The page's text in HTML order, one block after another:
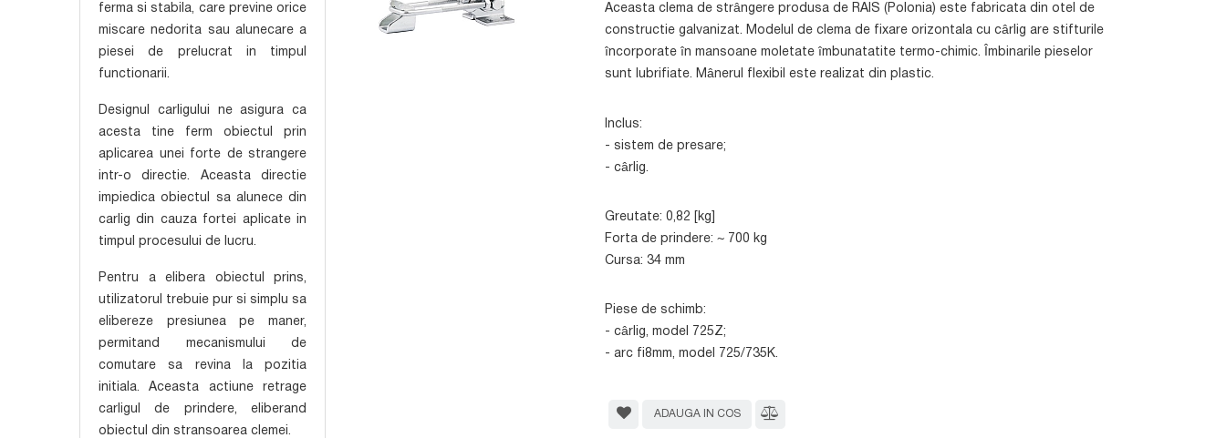
ferma si stabila, care previne orice
miscare nedorita sau alunecare a
piesei de prelucrat in timpul
functionarii.
Designul carligului ne asigura ca
acesta tine ferm obiectul prin
aplicarea unei forte de strangere
intr-o directie. Aceasta directie
impiedica obiectul sa alunece din
carlig din cauza fortei aplicate in
timpul procesului de lucru.
Pentru a elibera obiectul prins,
utilizatorul trebuie pur si simplu sa
elibereze presiunea pe maner,
permitand mecanismului de
comutare sa revina la pozitia
initiala. Aceasta actiune retrage
carligul de prindere, eliberand
obiectul din stransoarea clemei.
Aceasta clema de strângere produsa de RAIS (Polonia) este fabricata din otel de
constructie galvanizat. Modelul de clema de fixare orizontala cu cârlig are stifturile
încorporate în mansoane moletate îmbunatatite termo-chimic. Îmbinarile pieselor
sunt lubrifiate. Mânerul flexibil este realizat din plastic.
Inclus:
- sistem de presare;
- cârlig.
Greutate: 0,82 [kg]
Forta de prindere: ~ 700 kg
Cursa: 34 mm
Piese de schimb:
- cârlig, model 725Z;
- arc fi8mm, model 725/735K.
ADAUGA IN COS